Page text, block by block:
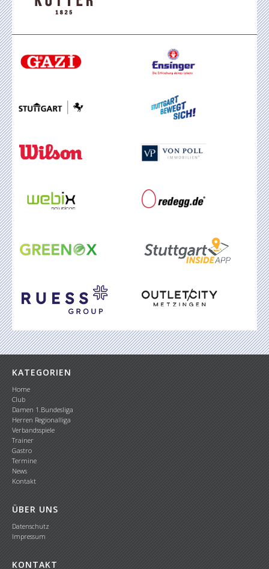
KATEGORIEN
Home
Club
Damen 1.Bundesliga
Herren Regionalliga
Verbandsspiele
Trainer
Gastro
Termine
News
Kontakt
ÜBER UNS
Datenschutz
Impressum
KONTAKT